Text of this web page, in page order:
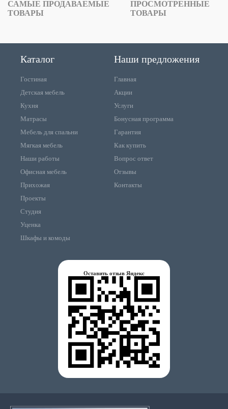
САМЫЕ ПРОДАВАЕМЫЕ
ТОВАРЫ
ПРОСМОТРЕННЫЕ
ТОВАРЫ
Каталог
Гостиная
Детская мебель
Кухня
Матрасы
Мебель для спальни
Мягкая мебель
Наши работы
Офисная мебель
Прихожая
Проекты
Студия
Уценка
Шкафы и комоды
Наши предложения
Главная
Акции
Услуги
Бонусная программа
Гарантия
Как купить
Вопрос ответ
Отзывы
Контакты
Оставить отзыв Яндекс